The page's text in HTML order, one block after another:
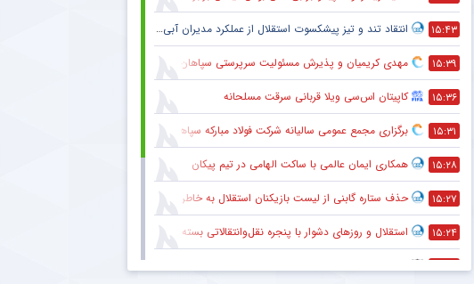
۱۵:۴۳ انتقاد تند و تیز پیشکسوت استقلال از عملکرد مدیران آبی + جزئیات
۱۵:۳۹ مهدی کریمیان و پذیرش مسئولیت سرپرستی سپاهان
۱۵:۳۶ کاپیتان اس‌سی ویلا قربانی سرقت مسلحانه
۱۵:۳۱ برگزاری مجمع عمومی سالیانه شرکت فولاد مبارکه سپاهان
۱۵:۲۸ همکاری ایمان عالمی با ساکت الهامی در تیم پیکان
۱۵:۲۷ حذف ستاره گابنی از لیست بازیکنان استقلال به خاطر محدودیت نقل‌وانتقالاتی
۱۵:۲۴ استقلال و روزهای دشوار با پنجره نقل‌وانتقالاتی بسته
۱۲:۲۷